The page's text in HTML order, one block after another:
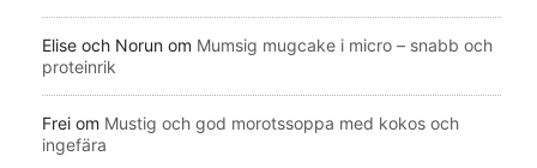
Elise och Norun om Mumsig mugcake i micro – snabb och
proteinrik
Frei om Mustig och god morotssoppa med kokos och
ingefära